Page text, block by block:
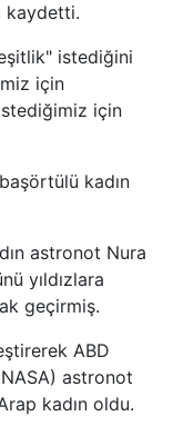
kaydetti.
istediğini
için
için
kadın
astronot Nura
yıldızlara
geçirmiş.
ABD
astronot
kadın oldu.